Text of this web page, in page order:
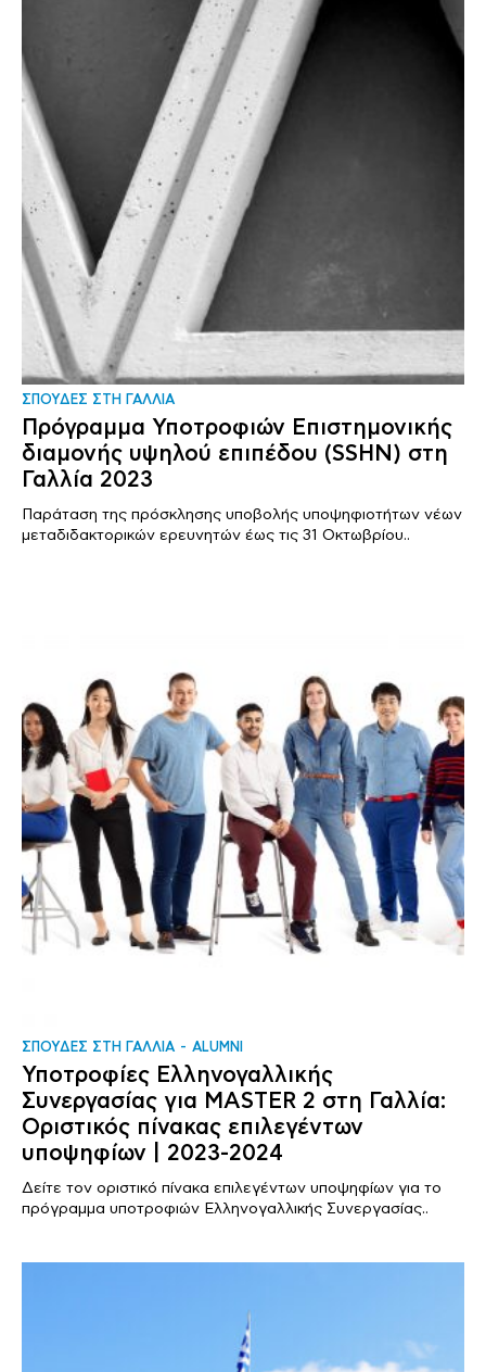
ΣΠΟΥΔΕΣ ΣΤΗ ΓΑΛΛΙΑ
Πρόγραμμα Υποτροφιών Επιστημονικής
διαμονής υψηλού επιπέδου (SSHN) στη
Γαλλία 2023
Παράταση της πρόσκλησης υποβολής υποψηφιοτήτων νέων
μεταδιδακτορικών ερευνητών έως τις 31 Οκτωβρίου..
ΣΠΟΥΔΕΣ ΣΤΗ ΓΑΛΛΙΑ ALUMNI
Υποτροφίες Ελληνογαλλικής
Συνεργασίας για MASTER 2 στη Γαλλία:
Οριστικός πίνακας επιλεγέντων
υποψηφίων | 2023-2024
Δείτε τον οριστικό πίνακα επιλεγέντων υποψηφίων για το
πρόγραμμα υποτροφιών Ελληνογαλλικής Συνεργασίας..